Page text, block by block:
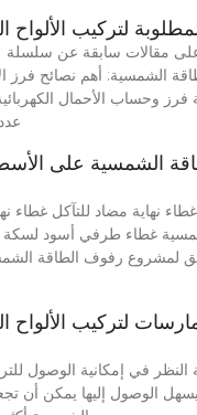
لتركيب
الشمسية: أهم نصائح فرز
وحساب الأحمال
الشمسية على
نهاية مضاد للتآكل غطاء
غطاء طرفي أسود لسكة
لمشروع رفوف الطاقة
لتركيب
الوصول إليها يمكن أن